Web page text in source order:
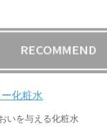
化粧水
いを与える化粧水